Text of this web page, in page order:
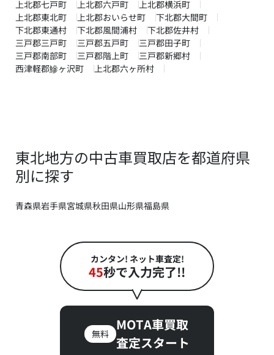
上北郡七戸町
上北郡六戸町
上北郡横浜町
上北郡東北町
上北郡おいらせ町
下北郡大間町
下北郡東通村
下北郡風間浦村
下北郡佐井村
三戸郡三戸町
三戸郡五戸町
三戸郡田子町
三戸郡南部町
三戸郡階上町
三戸郡新郷村
西津軽郡鰺ヶ沢町
上北郡六ヶ所村
東北地方の中古車買取店を都道府県
別に探す
青森県岩手県宮城県秋田県山形県福島県
カンタン! ネット車査定!
45秒で入力完了!!
無料
MOTA車買取
査定スタート